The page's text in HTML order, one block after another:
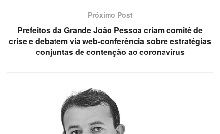
Próximo Post
Prefeitos da Grande João Pessoa criam comitê de
crise e debatem via web-conferência sobre estratégias
conjuntas de contenção ao coronavírus